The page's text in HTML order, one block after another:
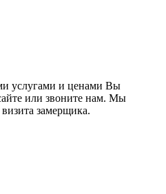
услугами и ценами Вы
или звоните нам. Мы
замерщика.